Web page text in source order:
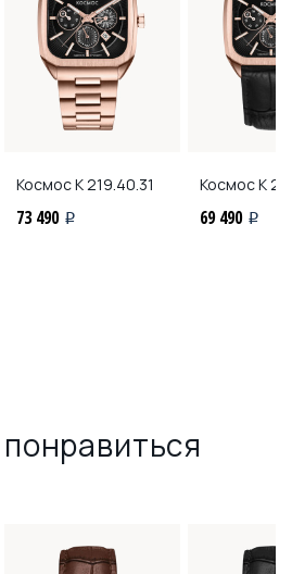
КосмосK 219.40.31
73 490 i
КосмосK
69 490 i